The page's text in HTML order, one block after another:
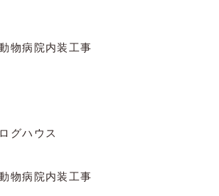
物病院内装工事
グハウス
物病院内装工事